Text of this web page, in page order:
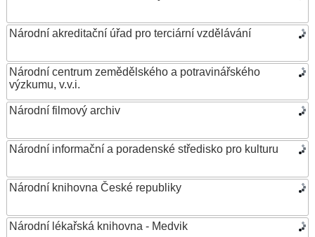
Národní akreditační úřad pro terciární vzdělávání
Národní centrum zemědělského a potravinářského
výzkumu, v.v.i.
Národní filmový archiv
Národní informační a poradenské středisko pro kulturu
Národní knihovna České republiky
Národní lékařská knihovna - Medvik